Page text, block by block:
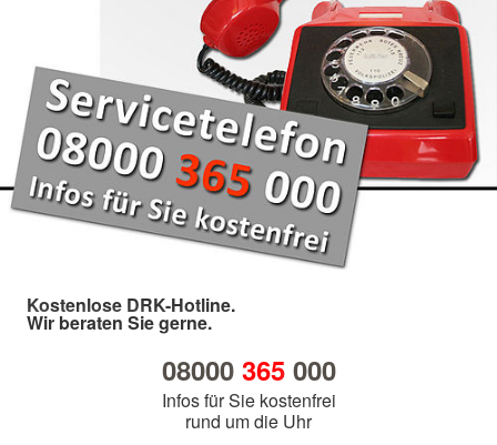
Kostenlose DRK-Hotline.
Wir beraten Sie gerne.
08000 365000
Infos für Sie kostenfrei
rund um die Uhr